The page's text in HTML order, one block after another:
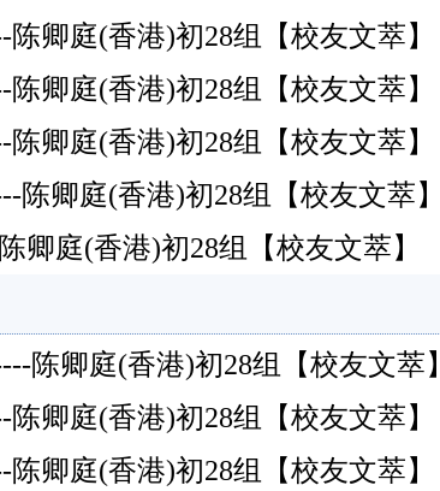
卿庭(香港)初28组【校友文萃】
卿庭(香港)初28组【校友文萃】
卿庭(香港)初28组【校友文萃】
陈卿庭(香港)初28组【校友文萃】
卿庭(香港)初28组【校友文萃】
陈卿庭(香港)初28组【校友文萃】
卿庭(香港)初28组【校友文萃】
卿庭(香港)初28组【校友文萃】